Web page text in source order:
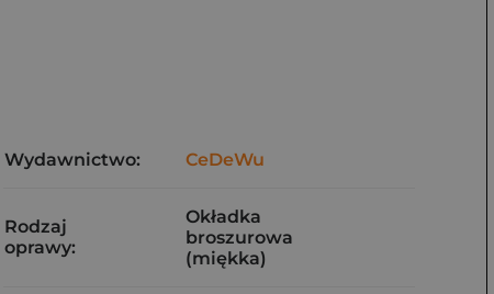
Wydawnictwo: CeDeWu
Rodzaj
oprawy:
Okładka
broszurowa
(miękka)